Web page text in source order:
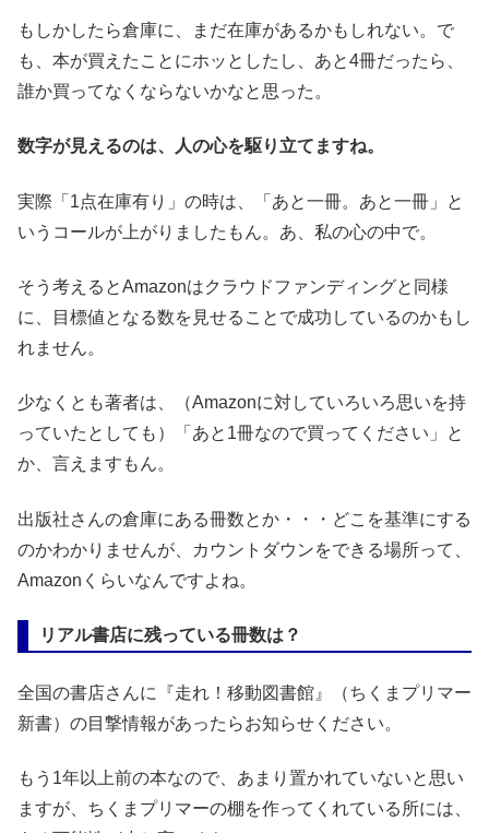
もしかしたら倉庫に、まだ在庫があるかもしれない。で
も、本が買えたことにホッとしたし、あと4冊だったら、
誰か買ってなくならないかなと思った。
数字が見えるのは、人の心を駆り立てますね。
実際「1点在庫有り」の時は、「あと一冊。あと一冊」と
いうコールが上がりましたもん。あ、私の心の中で。
そう考えるとAmazonはクラウドファンディングと同様
に、目標値となる数を見せることで成功しているのかもし
れません。
少なくとも著者は、（Amazonに対していろいろ思いを持
っていたとしても）「あと1冊なので買ってください」と
か、言えますもん。
出版社さんの倉庫にある冊数とか・・・どこを基準にする
のかわかりませんが、カウントダウンをできる場所って、
Amazonくらいなんですよね。
リアル書店に残っている冊数は？
全国の書店さんに『走れ！移動図書館』（ちくまプリマー
新書）の目撃情報があったらお知らせください。
もう1年以上前の本なので、あまり置かれていないと思い
ますが、ちくまプリマーの棚を作ってくれている所には、